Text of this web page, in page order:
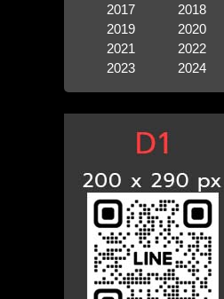
2017
2018
2019
2020
2021
2022
2023
2024